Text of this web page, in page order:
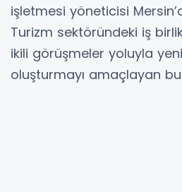
işletmesi yöneticisi
Turizm sektöründeki iş
ikili görüşmeler yoluyla
oluşturmayı amaçlayan